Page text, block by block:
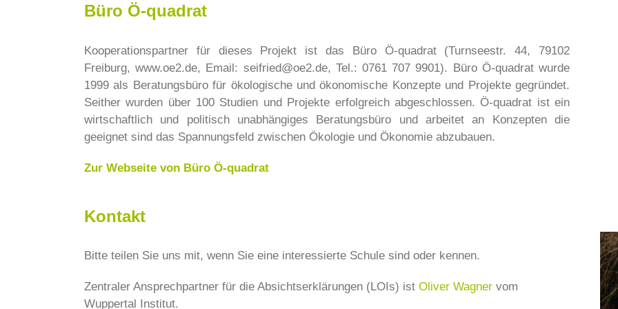
Büro Ö-quadrat
Kooperationspartner für dieses Projekt ist das Büro Ö-quadrat (Turnseestr. 44, 79102
Freiburg, www.oe2.de, Email: seifried@oe2.de, Tel.: 0761 707 9901). Büro Ö-quadrat wurde
1999 als Beratungsbüro für ökologische und ökonomische Konzepte und Projekte gegründet.
Seither wurden über 100 Studien und Projekte erfolgreich abgeschlossen. Ö-quadrat ist ein
wirtschaftlich und politisch unabhängiges Beratungsbüro und arbeitet an Konzepten die
geeignet sind das Spannungsfeld zwischen Ökologie und Ökonomie abzubauen.
Zur Webseite von Büro Ö-quadrat
Kontakt
Bitte teilen Sie uns mit, wenn Sie eine interessierte Schule sind oder kennen.
Zentraler Ansprechpartner für die Absichtserklärungen (LOIs) ist Oliver Wagner vom
Wuppertal Institut.